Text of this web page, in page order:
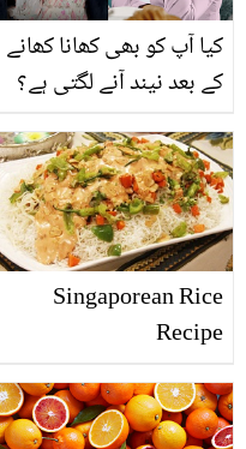
کیا آپ کو بھی کھانا کھانے
کے بعد نیند آنے لگتی ہے؟
کے چند طریقے جو کریں
کی صحت کی حفاظت
Singaporean Rice
Recipe